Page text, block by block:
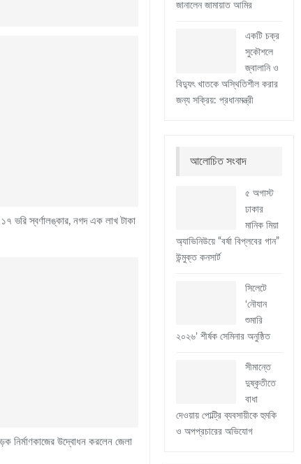
১৭ ভরি স্বর্ণালঙ্কার, নগদ এক লাখ টাকা
নির্মাণকাজের উদ্বোধন করলেন জেলা
জানালেন জামায়াত আমির
একটি চক্র
সুকৌশলে
জ্বালানি ও
বিদ্যুৎ খাতকে অস্থিতিশীল করার
জন্য সক্রিয়: প্রধানমন্ত্রী
আলোচিত সংবাদ
৫ অগাস্ট
ঢাকার
মানিক মিয়া
অ্যাভিনিউয়ে “বর্ষা বিপ্লবের গান”
উন্মুক্ত কনসার্ট
সিলেটে
‘নৌযান
শুমারি
২০২৬’ শীর্ষক সেমিনার অনুষ্ঠিত
সীমান্তে
দুষ্কৃতীতে
বাধা
দেওয়ায় পোল্ট্রি ব্যবসায়ীকে হুমকি
ও অপপ্রচারের অভিযোগ